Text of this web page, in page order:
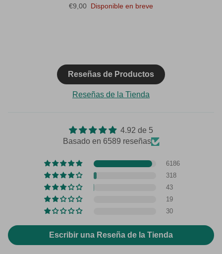
Precio normal
€9,00 Disponible en breve
Reseñas de Productos
Reseñas de la Tienda
4.92 de 5
Basado en 6589 reseñas
6186
318
43
19
30
Escribir una Reseña de la Tienda